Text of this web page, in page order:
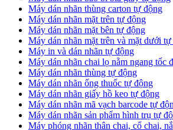
Máy dán nhãn thùng carton tự động
​Máy dán nhãn mặt trên tự động
​Máy dán nhãn mặt bên tự động
​Máy dán nhãn mặt trên và mặt dưới
Máy in và dán nhãn tự động
Máy dán nhãn chai lọ nằm ngang tốc
​Máy dán nhãn thùng tự động
Máy dán nhãn ống thuốc tự động
​Máy dán nhãn giấy hồ keo tự động
​Máy dán nhãn mã vạch barcode tự
​Máy dán nhãn sản phẩm hình trụ tự
Máy phóng nhãn thân chai, cổ chai,